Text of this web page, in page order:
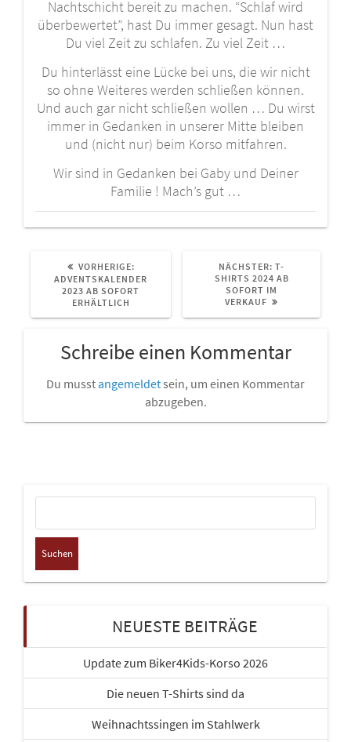
Nachtschicht bereit zu machen. “Schlaf wird
überbewertet”, hast Du immer gesagt. Nun hast
Du viel Zeit zu schlafen. Zu viel Zeit …
Du hinterlässt eine Lücke bei uns, die wir nicht
so ohne Weiteres werden schließen können.
Und auch gar nicht schließen wollen … Du wirst
immer in Gedanken in unserer Mitte bleiben
und (nicht nur) beim Korso mitfahren.
Wir sind in Gedanken bei Gaby und Deiner
Familie ! Mach’s gut …
VORHERIGE:VORHERIGER
BEITRAG:
ADVENTSKALENDER
2023 AB SOFORT
ERHÄLTLICH
NÄCHSTER: NÄCHSTER
BEITRAG:
T-
SHIRTS 2024 AB
SOFORT IM
VERKAUF
Schreibe einen Kommentar
Du musstangemeldetsein, um einen Kommentar
abzugeben.
NEUESTE BEITRÄGE
Update zum Biker4Kids-Korso 2026
Die neuen T-Shirts sind da
Weihnachtssingen im Stahlwerk